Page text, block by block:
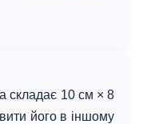
складає 10 см × 8
його в іншому